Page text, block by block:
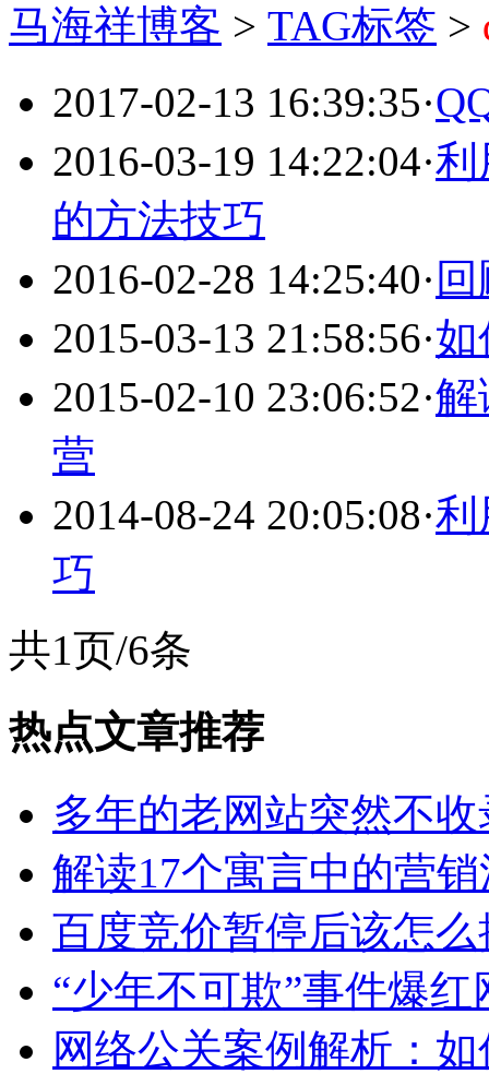
马海祥博客 > TAG标签 >
2017-02-13 16:39:35·
2016-03-19 14:22:04·利
的方法技巧
2016-02-28 14:25:40·
2015-03-13 21:58:56·如
2015-02-10 23:06:52·解
营
2014-08-24 20:05:08·利
巧
共1页/6条
热点文章推荐
多年的老网站突然不
解读17个寓言中的营
百度竞价暂停后该怎么
“少年不可欺”事件爆红
网络公关案例解析：